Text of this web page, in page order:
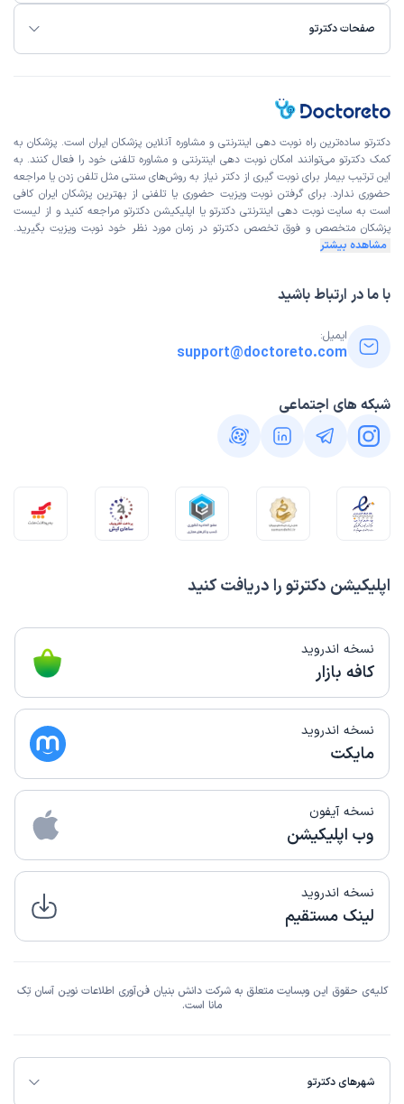
صفحات دکترتو
اپلیکیشن دکترتو را دریافت کنید
نسخه اندروید
کافه بازار
نسخه اندروید
مایکت
نسخه آیفون
وب اپلیکیشن
نسخه اندروید
لینک مستقیم
دکترتو ساده‌ترین راه نوبت‌ دهی اینترنتی و مشاوره آنلاین پزشکان ایران است. پزشکان به
کمک دکترتو می‌توانند امکان نوبت دهی اینترنتی و مشاوره تلفنی خود را فعال کنند. به
این ترتیب بیمار برای نوبت گیری از دکتر نیاز به روش‌های سنتی مثل تلفن زدن یا مراجعه
حضوری ندارد. برای گرفتن نوبت ویزیت حضوری یا تلفنی از بهترین پزشکان ایران کافی
است به سایت نوبت دهی اینترنتی دکترتو یا اپلیکیشن دکترتو مراجعه کنید و از لیست
پزشکان متخصص و فوق تخصص دکترتو در زمان مورد نظر خود نوبت ویزیت بگیرید.
مشاهده بیشتر
با ما در ارتباط باشید
ایمیل:
support@doctoreto.com
شبکه های اجتماعی
کلیه‌ی حقوق این وبسایت متعلق به شرکت دانش بنیان فن‌آوری اطلاعات نوین آسان تِک
مانا است.
شهرهای دکترتو